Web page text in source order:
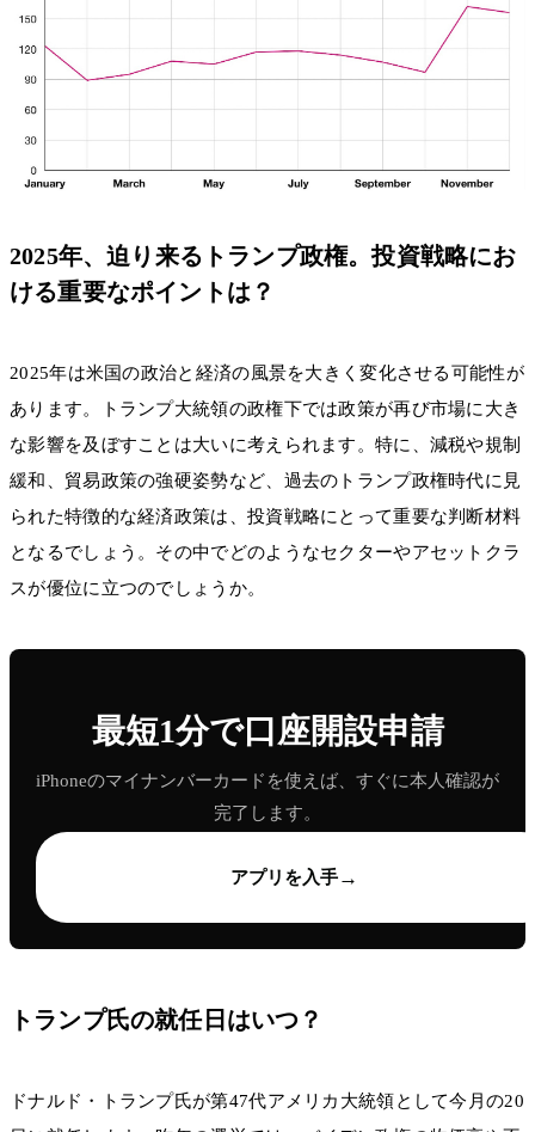
2025年、迫り来るトランプ政権。投資戦略にお
ける重要なポイントは？
2025年は米国の政治と経済の風景を大きく変化させる可能性が
あります。トランプ大統領の政権下では政策が再び市場に大き
な影響を及ぼすことは大いに考えられます。特に、減税や規制
緩和、貿易政策の強硬姿勢など、過去のトランプ政権時代に見
られた特徴的な経済政策は、投資戦略にとって重要な判断材料
となるでしょう。その中でどのようなセクターやアセットクラ
スが優位に立つのでしょうか。
最短1分で口座開設申請
iPhoneのマイナンバーカードを使えば、すぐに本人確認が
完了します。
アプリを入手→
トランプ氏の就任日はいつ？
ドナルド・トランプ氏が第47代アメリカ大統領として今月の20